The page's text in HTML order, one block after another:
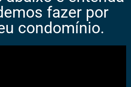
fazer por
condomínio.